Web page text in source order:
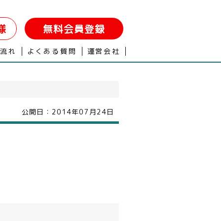
無料会員登録
れ よくある質問 運営会社
公開日： 2014年07月24日